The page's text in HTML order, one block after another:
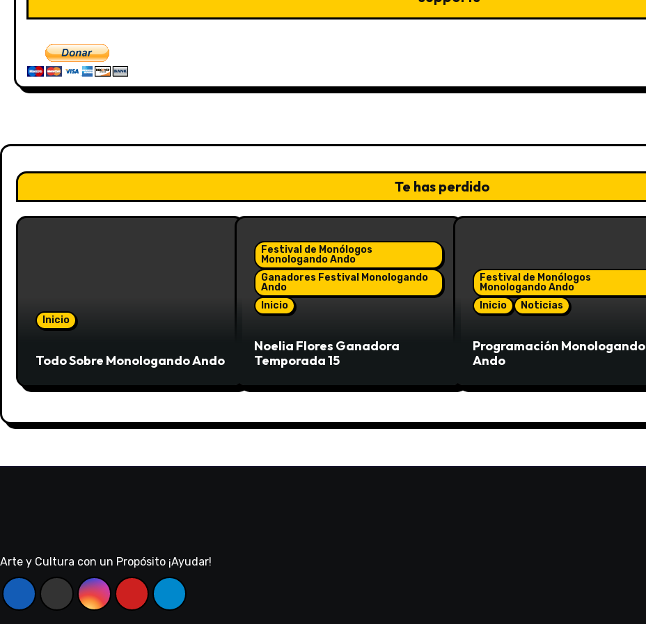
Te has perdido
Inicio
Todo Sobre Monologando Ando
Festival de Monólogos
Monologando Ando
Ganadores Festival Monologando
Ando
Inicio
Noelia Flores Ganadora
Temporada 15
Festival de Monólogos
Monologando Ando
Inicio
Noticias
Programación Monologando
Ando
Arte y Cultura con un Propósito ¡Ayudar!